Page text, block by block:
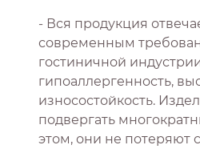
- Вся продукция
современным
гостиничной
гипоаллергенность,
износостойкость.
подвергать
этом, они не потеряют